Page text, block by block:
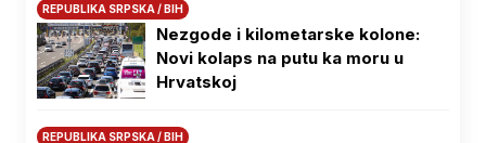
REPUBLIKA SRPSKA / BIH
Nezgode i kilometarske kolone:
Novi kolaps na putu ka moru u
Hrvatskoj
REPUBLIKA SRPSKA / BIH